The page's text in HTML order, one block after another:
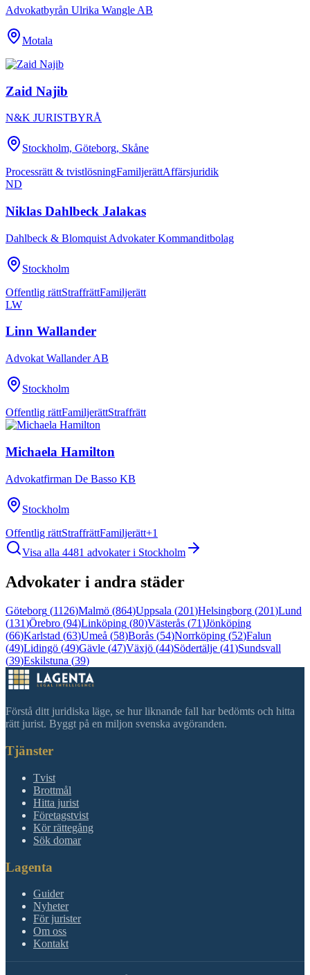
Advokatbyrån Ulrika Wangle AB
Motala
Zaid Najib
N&K JURISTBYRÅ
Stockholm, Göteborg, Skåne
Processrätt & tvistlösningFamiljerättAffärsjuridik
ND
Niklas Dahlbeck Jalakas
Dahlbeck & Blomquist Advokater Kommanditbolag
Stockholm
Offentlig rättStraffrättFamiljerätt
LW
Linn Wallander
Advokat Wallander AB
Stockholm
Offentlig rättFamiljerättStraffrätt
Michaela Hamilton
Advokatfirman De Basso KB
Stockholm
Offentlig rättStraffrättFamiljerätt+1
Visa alla 4481 advokater i Stockholm
Advokater i andra städer
Göteborg (1126)Malmö (864)Uppsala (201)Helsingborg (201)Lund
(131)Örebro (94)Linköping (80)Västerås (71)Jönköping
(66)Karlstad (63)Umeå (58)Borås (54)Norrköping (52)Falun
(49)Lidingö (49)Gävle (47)Växjö (44)Södertälje (41)Sundsvall
(39)Eskilstuna (39)
Förstå ditt juridiska läge, se hur liknande fall har bedömts och hitta
rätt jurist. Byggt på en miljon svenska avgöranden.
Tjänster
Tvist
Brottmål
Hitta jurist
Företagstvist
Kör rättegång
Sök domar
Lagenta
Guider
Nyheter
För jurister
Om oss
Kontakt